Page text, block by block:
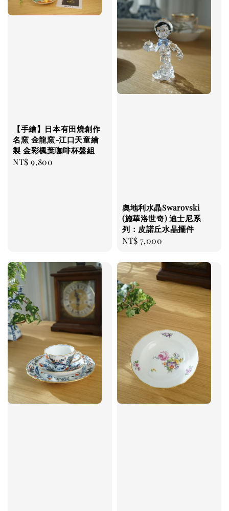
【手繪】日本有田燒創作
名窯 金龍窯-江口天童繪
製 金彩楓葉咖啡杯盤組
Regular
NT$ 9,800
奧地利水晶Swarovski
(施華洛世奇) 迪士尼系
列：皮諾丘水晶擺件
Regular
NT$ 7,000